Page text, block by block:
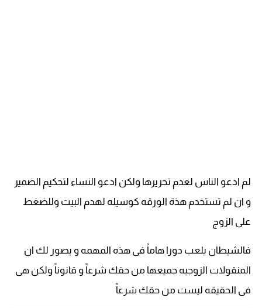
لم ادعو الناس لعدم تحريرها ولكن ادعو النساء لتحكيم الضمير
و ان لم تستخدم هذة الورقه كوسيله لهدم البيت وللضغط
على الزوج
فالشيطان يلعب دورا هاماً فى هذه المهمه و يصور لك ان
المنقولات الزوجيه جميعها من حقك شرعاً و قانوناً ولكن هى
فى الحقيقه ليست من حقك شرعاً